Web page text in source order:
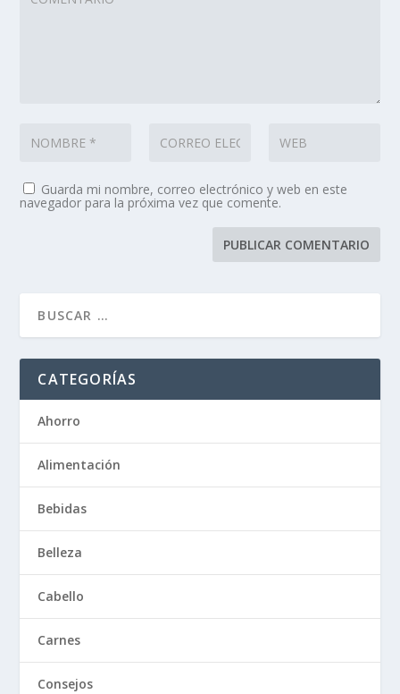
Guarda mi nombre, correo electrónico y web en este
navegador para la próxima vez que comente.
CATEGORÍAS
Ahorro
Alimentación
Bebidas
Belleza
Cabello
Carnes
Consejos